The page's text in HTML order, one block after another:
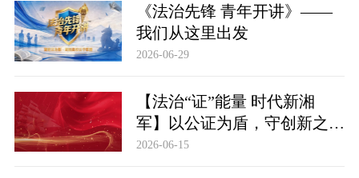
《法治先锋 青年开讲》——
我们从这里出发
2026-06-29
【法治“证”能量 时代新湘
军】以公证为盾，守创新之魂
湖南青年公证人为知识产权保
2026-06-15